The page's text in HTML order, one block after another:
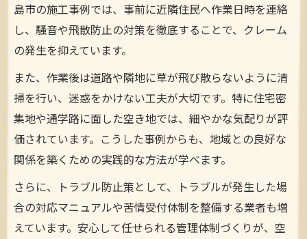
島市の施工事例では、事前に近隣住民へ作業日時を連絡
し、騒音や飛散防止の対策を徹底することで、クレーム
の発生を抑えています。
また、作業後は道路や隣地に草が飛び散らないように清
掃を行い、迷惑をかけない工夫が大切です。特に住宅密
集地や通学路に面した空き地では、細やかな気配りが評
価されています。こうした事例からも、地域との良好な
関係を築くための実践的な方法が学べます。
さらに、トラブル防止策として、トラブルが発生した場
合の対応マニュアルや苦情受付体制を整備する業者も増
えています。安心して任せられる管理体制づくりが、空